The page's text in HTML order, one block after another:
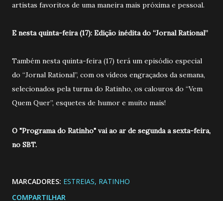
artistas favoritos de uma maneira mais próxima e pessoal.
E nesta quinta-feira (17): Edição inédita do “Jornal Rational”
Também nesta quinta-feira (17) terá um episódio especial
do “Jornal Rational”, com os vídeos engraçados da semana,
selecionados pela turma do Ratinho, os calouros do “Vem
Quem Quer”, esquetes de humor e muito mais!
O "Programa do Ratinho" vai ao ar de segunda a sexta-feira,
no SBT.
MARCADORES: ESTREIAS RATINHO
COMPARTILHAR